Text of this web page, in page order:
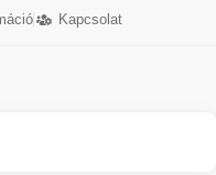
Kapcsolat